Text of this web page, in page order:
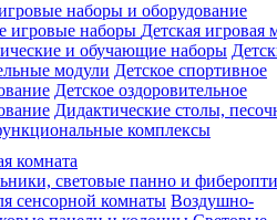
наборы и оборудование
игровые наборы Детская игровая
и обучающие наборы
модули Детское спортивное
Детское оздоровительное
Дидактические столы,
комплексы
комната
световые панно и
сенсорной комнаты Воздушно-